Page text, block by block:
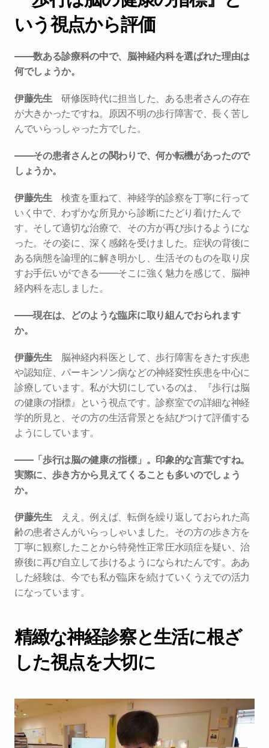
いう視点から評価
――数ある診療科の中で、脳神経内科を選ばれた理由は
何でしょうか。
伊藤先生 研修医時代に担当した、ある患者さんの存在
が大きかったですね。原因不明の歩行障害で、長く苦し
んでいらっしゃった方でした。
――その患者さんとの関わりで、何か転機があったので
しょうか。
伊藤先生 検査を重ねて、神経学的診察を丁寧に行って
いく中で、わずかな所見から診断にたどり着けたんで
す。そして適切な治療で、その方が再び歩けるようにな
った。その姿に、深く感銘を受けました。症状の背後に
ある病態を論理的に解き明かし、生活そのものを取り戻
すお手伝いができる――そこに強く魅力を感じて、脳神
経内科を志しました。
――現在は、どのような臨床に取り組んでおられます
か。
伊藤先生 脳神経内科医として、歩行障害をきたす疾患
や認知症、パーキンソン病などの神経変性疾患を中心に
診療しています。私が大切にしているのは、『歩行は脳
の健康の指標』という視点です。診察室での詳細な神経
学的所見と、その方の生活背景とを結びつけて評価する
ようにしています。
――「歩行は脳の健康の指標」。印象的な言葉ですね。
実際に、歩き方から見えてくることも多いのでしょう
か。
伊藤先生
ええ。例えば、転倒を繰り返しておられた高
齢の患者さんがいらっしゃいました。その方の歩き方を
丁寧に観察したことから特発性正常圧水頭症を疑い、治
療後に再び自立して歩けるようになられたんです。ああ
した経験は、今でも私が臨床を続けていくうえでの活力
になっています。
精緻な神経診察と生活に根ざ
した視点を大切に